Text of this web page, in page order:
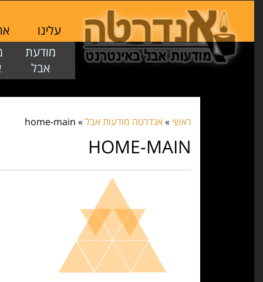
עלינו
מודעת
אבל
ראשי »אנדרטה מודעות אבל»
home-main
HOME-MAIN